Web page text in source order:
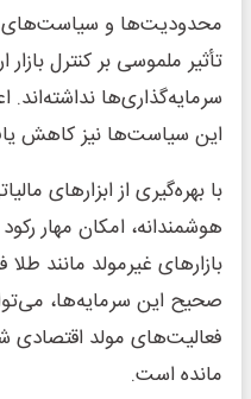
محدودیت‌ها و سیاست‌های
تأثیر ملموسی بر کنترل
سرمایه‌گذاری‌ها
این سیاست‌ها نیز کاهش
با بهره‌گیری از ابزارهای
هوشمندانه، امکان مهار
بازارهای غیرمولد مانند
صحیح این سرمایه‌ها،
فعالیت‌های مولد
مانده است.